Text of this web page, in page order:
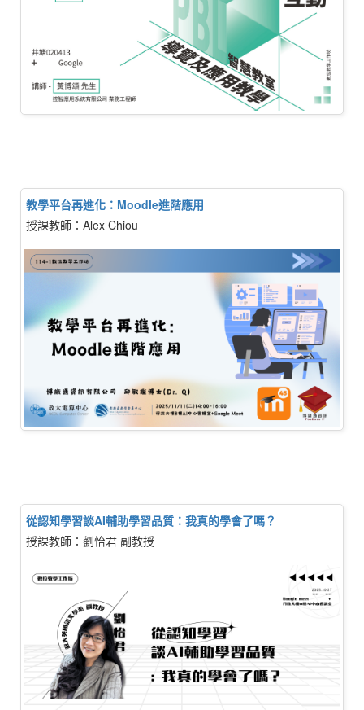
教學平台再進化：Moodle進階應用
授課教師：Alex Chiou
從認知學習談AI輔助學習品質：我真的學會了嗎？
授課教師：劉怡君 副教授